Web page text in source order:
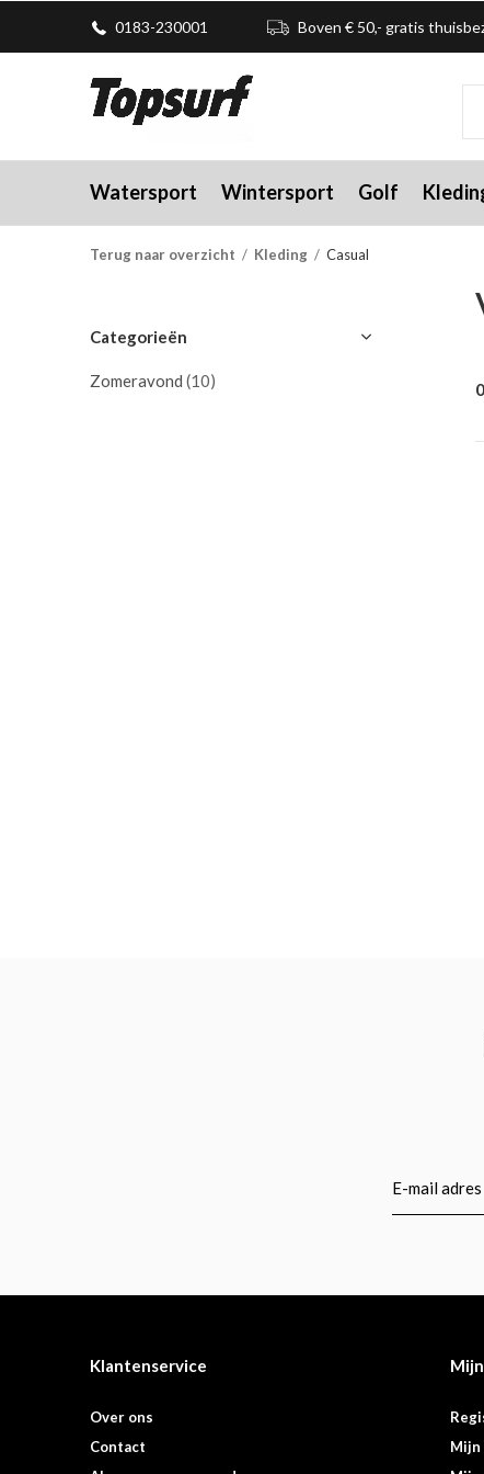
Watersport Wintersport Golf
0183-230001 Boven € 50,- gratis
Terug naar overzicht Kleding Casual
Categorieën
Zomeravond (10)
Klantenservice
Over ons
Contact
Mijn